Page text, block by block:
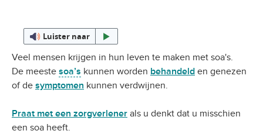
Luister naar
Veel mensen krijgen in hun leven te maken met soa's.
De meeste soa’s kunnen worden behandeld en genezen
of de symptomen kunnen verdwijnen.
Praat met een zorgverlener als u denkt dat u misschien
een soa heeft.